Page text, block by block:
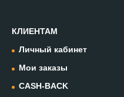
КЛИЕНТАМ
Личный кабинет
Мои заказы
CASH-BACK